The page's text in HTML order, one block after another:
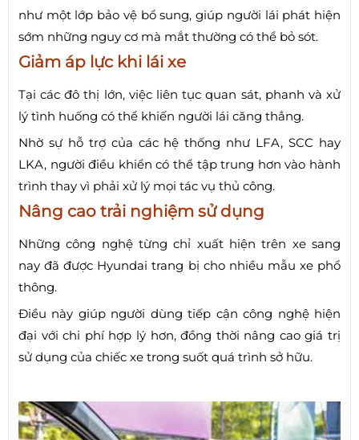
như một lớp bảo vệ bổ sung, giúp người lái phát hiện
sớm những nguy cơ mà mắt thường có thể bỏ sót.
Giảm áp lực khi lái xe
Tại các đô thị lớn, việc liên tục quan sát, phanh và xử
lý tình huống có thể khiến người lái căng thẳng.
Nhờ sự hỗ trợ của các hệ thống như LFA, SCC hay
LKA, người điều khiển có thể tập trung hơn vào hành
trình thay vì phải xử lý mọi tác vụ thủ công.
Nâng cao trải nghiệm sử dụng
Những công nghệ từng chỉ xuất hiện trên xe sang
nay đã được Hyundai trang bị cho nhiều mẫu xe phổ
thông.
Điều này giúp người dùng tiếp cận công nghệ hiện
đại với chi phí hợp lý hơn, đồng thời nâng cao giá trị
sử dụng của chiếc xe trong suốt quá trình sở hữu.